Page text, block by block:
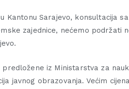
Kantonu Sarajevo, konsultacija
zajednice, nećemo podržati
iz Ministarstva za
javnog obrazovanja. Većim